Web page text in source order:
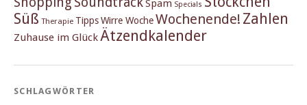
Spam Specials
Süß Therapie TippsWirre WocheWochenende! Zahlen
Zuhause im Glück Ätzendkalender
SCHLAGWÖRTER